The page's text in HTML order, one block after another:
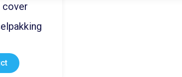
cover